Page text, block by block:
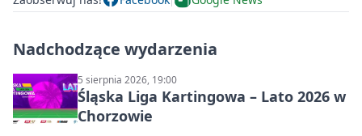
Nadchodzące wydarzenia
5 sierpnia 2026, 19:00
Śląska Liga Kartingowa – Lato 2026 w
Chorzowie